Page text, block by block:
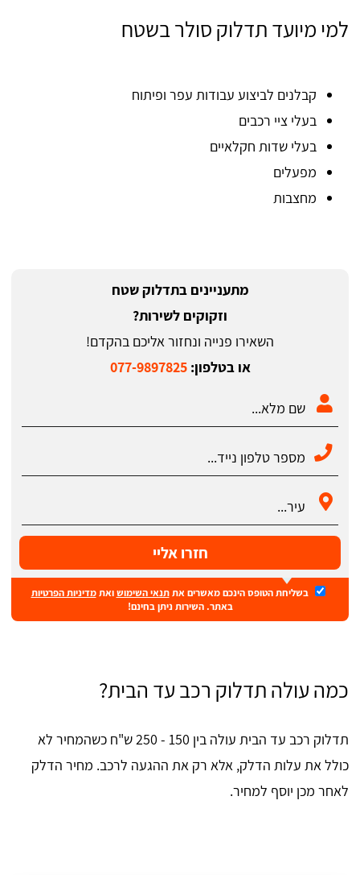
למי מיועד תדלוק סולר בשטח
קבלנים לביצוע עבודות עפר ופיתוח
בעלי ציי רכבים
בעלי שדות חקלאיים
מפעלים
מחצבות
מתעניינים בתדלוק שטח
וזקוקים לשירות?
השאירו פנייה ונחזור אליכם בהקדם!
או בטלפון:077-9897825
חזרו אליי
בשליחת הטופס הינכם מאשרים אתתנאי השימושואתמדיניות הפרטיות
באתר. השירות ניתן בחינם!
כמה עולה תדלוק רכב עד הבית?
תדלוק רכב עד הבית עולה בין 150 - 250 ש"ח כשהמחיר לא
כולל את עלות הדלק, אלא רק את ההגעה לרכב. מחיר הדלק
לאחר מכן יוסף למחיר.